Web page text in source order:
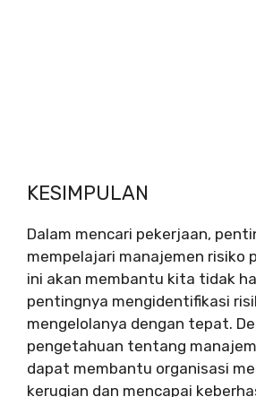
KESIMPULAN
Dalam mencari pekerjaan,
mempelajari manajemen risiko
ini akan membantu kita tidak
pentingnya mengidentifikasi
mengelolanya dengan tepat.
pengetahuan tentang
dapat membantu organisasi
kerugian dan mencapai